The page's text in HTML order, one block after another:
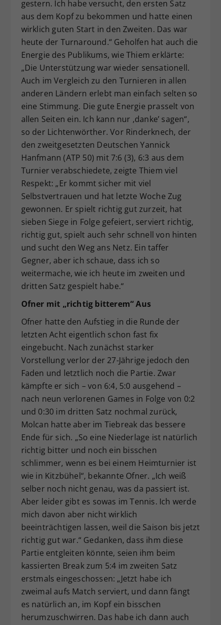
gestern. Ich habe versucht, den ersten Satz
aus dem Kopf zu bekommen und hatte einen
wirklich guten Start in den Zweiten. Das war
heute der Turnaround.“ Geholfen hat auch die
Energie des Publikums, wie Thiem erklärte:
„Die Unterstützung war wieder sensationell.
Auch im Vergleich zu den Turnieren in allen
anderen Ländern erlebt man einfach selten so
eine Stimmung. Die gute Energie prasselt von
allen Seiten ein. Ich kann nur ‚danke’ sagen“,
so der Lichtenwörther. Vor Rinderknech, der
den zweitgesetzten Deutschen Yannick
Hanfmann (ATP 50) mit 7:6 (3), 6:3 aus dem
Turnier verabschiedete, zeigte Thiem viel
Respekt: „Er kommt sicher mit viel
Selbstvertrauen und hat letzte Woche Zug
gewonnen. Er spielt richtig gut zurzeit, hat
sieben Siege in Folge gefeiert, serviert richtig,
richtig gut, spielt auch sehr schnell von hinten
und sucht den Weg ans Netz. Ein taffer
Gegner, aber ich schaue, dass ich so
weitermache, wie ich heute im zweiten und
dritten Satz gespielt habe.“
Ofner mit „richtig bitterem“ Aus
Ofner hatte den Aufstieg in die Runde der
letzten Acht eigentlich schon fast fix
eingebucht. Nach zunächst starker
Vorstellung verlor der 27-Jährige jedoch den
Faden und letztlich noch die Partie. Zwar
kämpfte er sich – von 6:4, 5:0 ausgehend –
nach neun verlorenen Games in Folge von 0:2
und 0:30 im dritten Satz nochmal zurück,
Molcan hatte aber im Tiebreak das bessere
Ende für sich. „So eine Niederlage ist natürlich
richtig bitter und noch ein bisschen
schlimmer, wenn es bei einem Heimturnier ist
wie in Kitzbühel“, bekannte Ofner. „Ich weiß
selber noch nicht genau, was da passiert ist.
Aber leider gibt es sowas im Tennis. Ich werde
mich davon aber nicht wirklich
beeinträchtigen lassen, weil die Saison bis jetzt
richtig gut war.“ Gedanken, dass ihm diese
Partie entgleiten könnte, seien ihm beim
kassierten Break zum 5:4 im zweiten Satz
erstmals eingeschossen: „Jetzt habe ich
zweimal aufs Match serviert, und dann fängt
es natürlich an, im Kopf ein bisschen
herumzuschwirren. Das habe ich dann auch